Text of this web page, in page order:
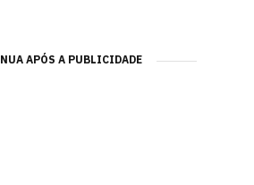
APÓS A PUBLICIDADE